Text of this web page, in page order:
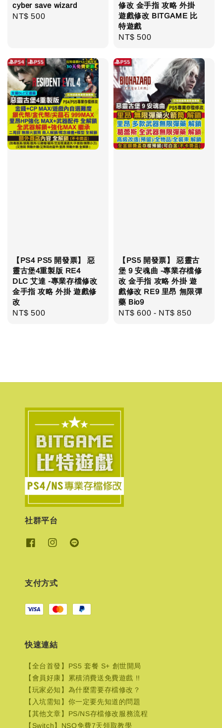
cyber save wizard
Regular
NT$ 500
修改 金手指 攻略 外掛
遊戲修改 BITGAME 比
特遊戲
Regular
NT$ 500
【PS4 PS5 開發票】 惡
靈古堡4重製版 RE4
DLC 艾達 -專業存檔修改
金手指 攻略 外掛 遊戲修
改
Regular
NT$ 500
【PS5 開發票】 惡靈古
堡 9 安魂曲 -專業存檔修
改 金手指 攻略 外掛 遊
戲修改 RE9 里昂 無限彈
藥 Bio9
Regular
NT$ 600 - NT$ 850
社群平台
支付方式
快速連結
【全台首發】PS5 套餐 S+ 創世開局
【會員好康】累積消費送免費遊戲 !!
【玩家必知】為什麼需要存檔修改？
【入坑需知】你一定要先知道的問題
【其他文章】PS/NS存檔修改服務流程
【Switch】NSO免費7天領取教學